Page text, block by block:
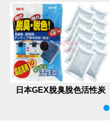
日本GEX脫臭脫色活性炭